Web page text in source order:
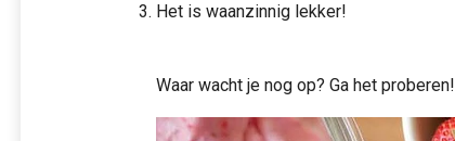
Het is waanzinnig lekker!
Waar wacht je nog op? Ga het proberen!